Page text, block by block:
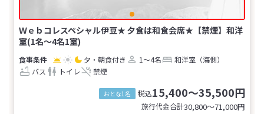
Ｗｅｂコレスペシャル伊豆★ 夕食は和食会席★【禁煙】和洋
室(1名～4名1室)
夕・朝食付き 1～4名
和洋室（海側）
バス
トイレ 禁煙
おとな1名 税込15,400～35,500円
旅行代金合計30,800〜71,000円